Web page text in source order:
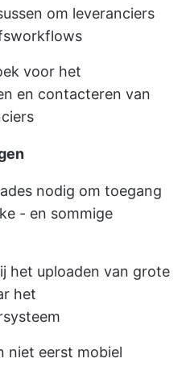
om leveranciers
voor het
en contacteren van
nodig om toegang
- en sommige
het uploaden van grote
het
niet eerst mobiel